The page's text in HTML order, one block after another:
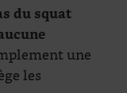
du squat
une
les